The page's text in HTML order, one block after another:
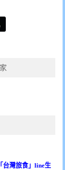
台灣旅食」line生